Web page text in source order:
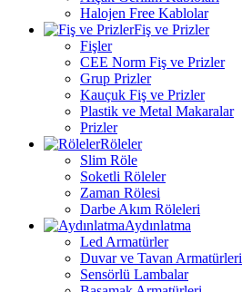
Halojen Free Kablolar
Fiş ve Prizler
Fişler
CEE Norm Fiş ve Prizler
Grup Prizler
Kauçuk Fiş ve Prizler
Plastik ve Metal Makaralar
Prizler
Röleler
Slim Röle
Soketli Röleler
Zaman Rölesi
Darbe Akım Röleleri
Aydınlatma
Led Armatürler
Duvar ve Tavan Armatürleri
Sensörlü Lambalar